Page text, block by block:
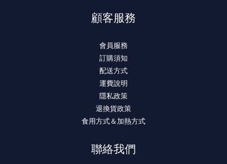
顧客服務
會員服務
訂購須知
配送方式
運費說明
隱私政策
退換貨政策
食用方式＆加熱方式
聯絡我們